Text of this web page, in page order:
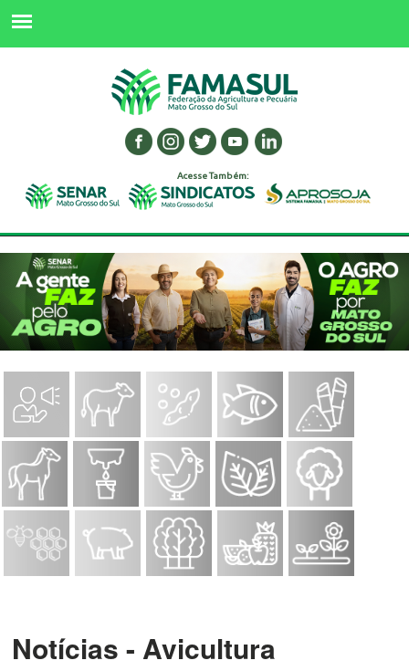
Acesse Também:
Notícias - Avicultura